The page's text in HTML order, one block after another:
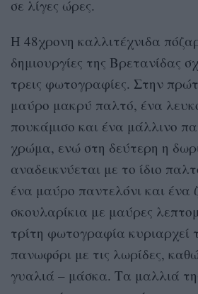
σε λίγες ώρες.
Η 48χρονη καλλιτέχνιδα
δημιουργίες της Βρετανίδας
τρεις φωτογραφίες. Στην
μαύρο μακρύ παλτό, ένα
πουκάμισο και ένα μάλλινο
χρώμα, ενώ στη δεύτερη η
αναδεικνύεται με το ίδιο
ένα μαύρο παντελόνι και ένα
σκουλαρίκια με μαύρες
τρίτη φωτογραφία κυριαρχεί
πανωφόρι με τις λωρίδες,
γυαλιά – μάσκα. Τα μαλλιά